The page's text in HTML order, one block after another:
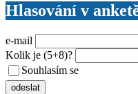
Hlasování v
e-mail
Kolik je (5+8)?
Souhlasím se
odeslat